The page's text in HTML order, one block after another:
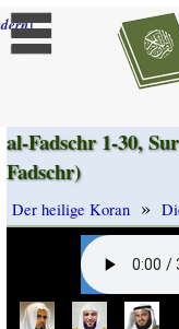
]
al-Fadschr 1-30,
Fadschr)
Der heilige Koran »